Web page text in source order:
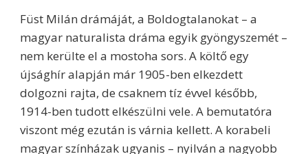
Füst Milán drámáját, a Boldogtalanokat – a
magyar naturalista dráma egyik gyöngyszemét –
nem kerülte el a mostoha sors. A költő egy
újsághír alapján már 1905-ben elkezdett
dolgozni rajta, de csaknem tíz évvel később,
1914-ben tudott elkészülni vele. A bemutatóra
viszont még ezután is várnia kellett. A korabeli
magyar színházak ugyanis – nyilván a nagyobb